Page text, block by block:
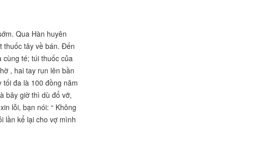
Qua Hàn huyên
thuốc tây về bán. Đến
té; túi thuốc của
, hai tay run lên bần
đa là 100 đồng năm
bây giờ thì dù đổ vỡ,
lỗi, bạn nói: “ Không
lần kể lại cho vợ mình